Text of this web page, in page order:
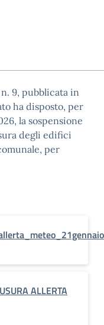
9, pubblicata in
ha disposto, per
la sospensione
degli edifici
per
ALLERTA